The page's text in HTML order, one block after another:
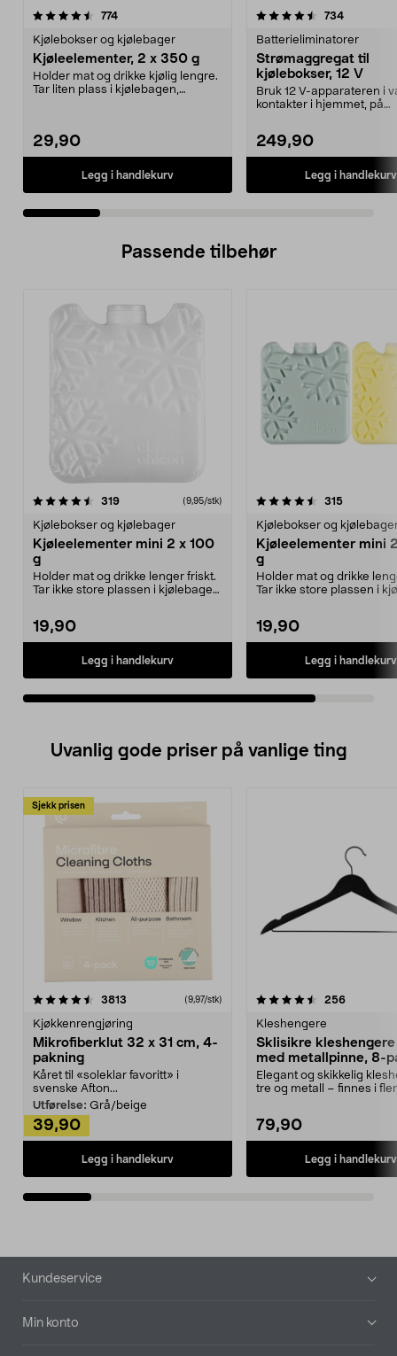
774anmeldelser
Kjølebokser og kjølebager
Kjøleelementer, 2 x 350 g
Holder mat og drikke kjølig lengre.
Tar liten plass i kjølebagen,
29,90
Legg i handlekurv
4.5 av 5 stjerner 734
Batterieliminatorer
Strømaggregat til
kjølebokser, 12 V
Bruk 12 V-apparateren i
kontakter i hjemmet, på
249,90
Legg i handlekurv
4.5 av 5 stjerner
Passende tilbehør
319anmeldelser (9,95/stk)
Kjølebokser og kjølebager
Kjøleelementer mini 2 x 100
g
Holder mat og drikke lenger friskt.
Tar ikke store plassen i kjølebagen,
19,90
Legg i handlekurv
4.5av 5 stjerner 315
Kjølebokser og
Kjøleelementer mini
g
Holder mat og drikke
Tar ikke store plassen i
19,90
Legg i handlekurv
Uvanlig gode priser på vanlige ting
Sjekk prisen
3813 anmeldelser(9,97/stk)
Kjøkkenrengjøring
Mikrofiberklut 32 x 31 cm, 4-
pakning
Kåret til «soleklar favoritt» i
svenske Afton...
Utførelse: Grå/beige
39,90
Legg i handlekurv
4.5av 5 stjerner 256
Kleshengere
Sklisikre
med metallpinne, 8-
Elegant og skikkelig
tre og metall – finnes i
79,90
Legg i handlekurv
4.5av 5 stjerner
Bunntekst
Kundeservice
Min konto